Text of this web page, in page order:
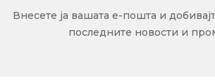
Внесете ја вашата е-пошта и
последните новости и